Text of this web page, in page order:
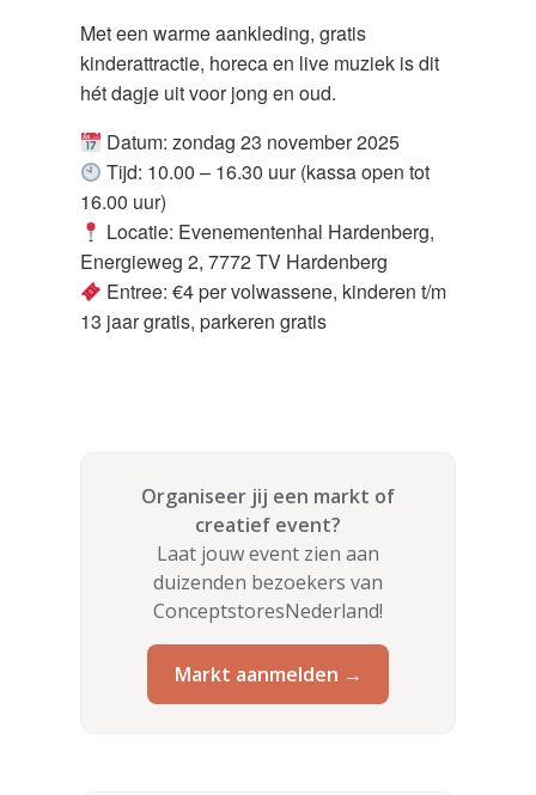
Met een warme aankleding, gratis
kinderattractie, horeca en live muziek is dit
hét dagje uit voor jong en oud.
Datum: zondag 23 november 2025
Tijd: 10.00 – 16.30 uur (kassa open tot
16.00 uur)
Locatie: Evenementenhal Hardenberg,
Energieweg 2, 7772 TV Hardenberg
Entree: €4 per volwassene, kinderen t/m
13 jaar gratis, parkeren gratis
Organiseer jij een markt of
creatief event?
Laat jouw event zien aan
duizenden bezoekers van
ConceptstoresNederland!
Markt aanmelden →